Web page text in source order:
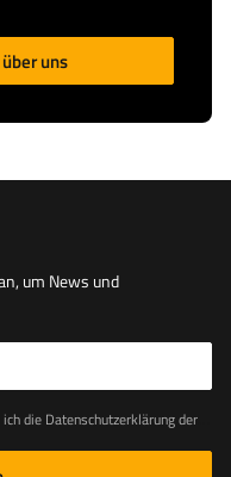
uns
um News und
der Website zur Kenntnis genommen habe